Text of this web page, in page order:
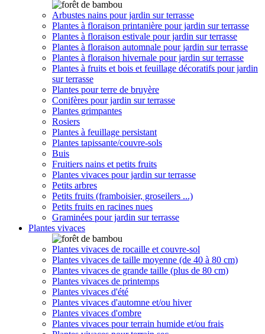
Arbustes nains pour jardin sur terrasse
Plantes à floraison printanière pour jardin sur terrasse
Plantes à floraison estivale pour jardin sur terrasse
Plantes à floraison automnale pour jardin sur terrasse
Plantes à floraison hivernale pour jardin sur terrasse
Plantes à fruits et bois et feuillage décoratifs pour jardin
sur terrasse
Plantes pour terre de bruyère
Conifères pour jardin sur terrasse
Plantes grimpantes
Rosiers
Plantes à feuillage persistant
Plantes tapissante/couvre-sols
Buis
Fruitiers nains et petits fruits
Plantes vivaces pour jardin sur terrasse
Petits arbres
Petits fruits (framboisier, groseilers ...)
Petits fruits en racines nues
Graminées pour jardin sur terrasse
Plantes vivaces
Plantes vivaces de rocaille et couvre-sol
Plantes vivaces de taille moyenne (de 40 à 80 cm)
Plantes vivaces de grande taille (plus de 80 cm)
Plantes vivaces de printemps
Plantes vivaces d'été
Plantes vivaces d'automne et/ou hiver
Plantes vivaces d'ombre
Plantes vivaces pour terrain humide et/ou frais